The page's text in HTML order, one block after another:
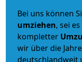
Bei uns können
umziehen, sei es
kompletter
wir über die
deutschlandweit